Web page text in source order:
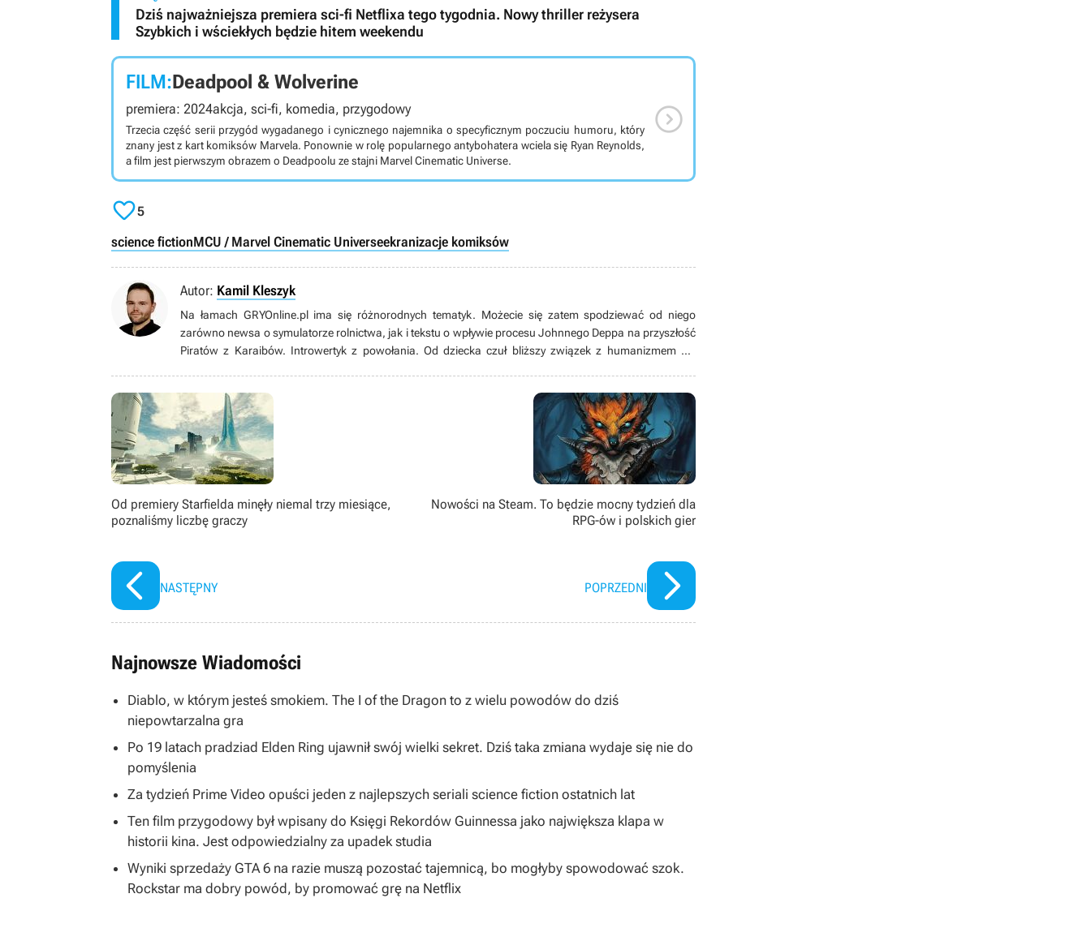
Dziś najważniejsza premiera sci-fi Netflixa tego tygodnia. Nowy thriller reżysera
Szybkich i wściekłych będzie hitem weekendu
FILM:Deadpool & Wolverine
premiera: 2024akcja, sci-fi, komedia, przygodowy
Trzecia część serii przygód wygadanego i cynicznego najemnika o specyficznym poczuciu humoru, który
znany jest z kart komiksów Marvela. Ponownie w rolę popularnego antybohatera wciela się Ryan Reynolds,
a film jest pierwszym obrazem o Deadpoolu ze stajni Marvel Cinematic Universe.

5
science fictionMCU / Marvel Cinematic Universeekranizacje komiksów
Autor: Kamil Kleszyk
Na łamach GRYOnline.pl ima się różnorodnych tematyk. Możecie się zatem spodziewać od niego
zarówno newsa o symulatorze rolnictwa, jak i tekstu o wpływie procesu Johnnego Deppa na przyszłość
Piratów z Karaibów. Introwertyk z powołania. Od dziecka czuł bliższy związek z humanizmem niż
którym jest dzisiaj.
Od premiery Starfielda minęły niemal trzy miesiące,
poznaliśmy liczbę graczy
NASTĘPNY
Nowości na Steam. To będzie mocny tydzień dla
RPG-ów i polskich gier
POPRZEDNI
Najnowsze Wiadomości
Diablo, w którym jesteś smokiem. The I of the Dragon to z wielu powodów do dziś
niepowtarzalna gra
Po 19 latach pradziad Elden Ring ujawnił swój wielki sekret. Dziś taka zmiana wydaje się nie do
pomyślenia
Za tydzień Prime Video opuści jeden z najlepszych seriali science fiction ostatnich lat
Ten film przygodowy był wpisany do Księgi Rekordów Guinnessa jako największa klapa w
historii kina. Jest odpowiedzialny za upadek studia
Wyniki sprzedaży GTA 6 na razie muszą pozostać tajemnicą, bo mogłyby spowodować szok.
Rockstar ma dobry powód, by promować grę na Netflix